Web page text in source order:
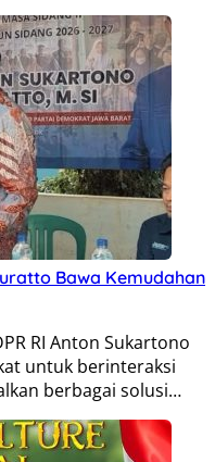
Bawa Kemudahan
RI Anton Sukartono
untuk berinteraksi
berbagai solusi…